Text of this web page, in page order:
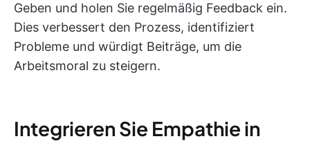
Geben und holen Sie regelmäßig Feedback ein.
Dies verbessert den Prozess, identifiziert
Probleme und würdigt Beiträge, um die
Arbeitsmoral zu steigern.
Integrieren Sie Empathie in